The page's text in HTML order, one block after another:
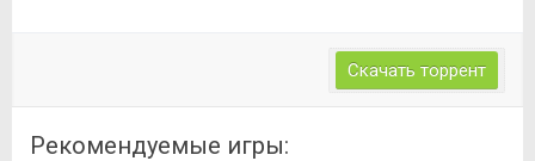
Скачать торрент
Рекомендуемые игры: